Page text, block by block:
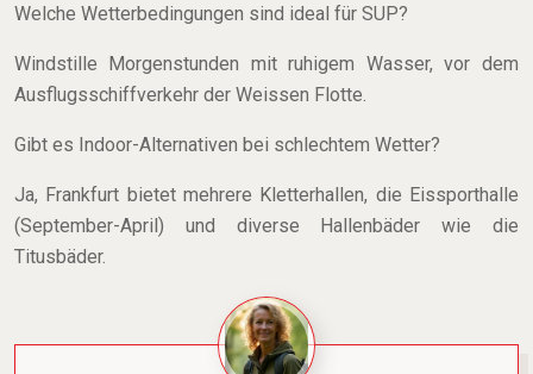
Welche Wetterbedingungen sind ideal für SUP?
Windstille Morgenstunden mit ruhigem Wasser, vor dem
Ausflugsschiffverkehr der Weissen Flotte.
Gibt es Indoor-Alternativen bei schlechtem Wetter?
Ja, Frankfurt bietet mehrere Kletterhallen, die Eissporthalle
(September-April) und diverse Hallenbäder wie die
Titusbäder.